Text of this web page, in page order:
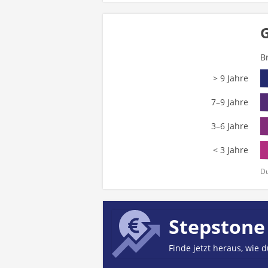
> 9 Jahre
7–9 Jahre
3–6 Jahre
< 3 Jahre
Finde jetzt heraus, wie